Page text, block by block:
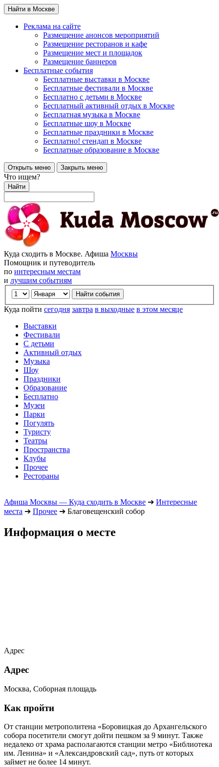
Найти в Москве
Реклама на сайте
Размещение анонсов мероприятий
Размещение ресторанов и кафе
Размещение мест и площадок
Размещение баннеров
Бесплатные события
Бесплатные выставки в Москве
Бесплатные фестивали в Москве
Бесплатно с детьми в Москве
Бесплатный активный отдых в Москве
Бесплатная музыка в Москве
Бесплатные шоу в Москве
Бесплатные праздники в Москве
Бесплатно! стендап в Москве
Бесплатные образование в Москве
Открыть меню Закрыть меню
Что ищем?
Найти
Куда сходить в Москве. Афиша Москвы
Помощник и путеводитель
по интересным местам
и лучшим событиям
Куда пойти сегодня завтра в выходные в этом месяце
Выставки
Фестивали
С детьми
Активный отдых
Музыка
Шоу
Праздники
Образование
Бесплатно
Музеи
Парки
Погулять
Туристу
Театры
Пространства
Клубы
Прочее
Рестораны
Афиша Москвы — Куда сходить в Москве ➔ Интересные
места ➔ Прочее ➔ Благовещенский собор
Информация о месте
Адрес
Адрес
Москва, Соборная площадь
Как пройти
От станции метрополитена «Боровицкая до Архангельского
собора посетители смогут дойти пешком за 9 минут. Также
недалеко от храма располагаются станции метро «Библиотека
им. Ленина» и «Александровский сад», путь от которых
займет не более 14 минут.